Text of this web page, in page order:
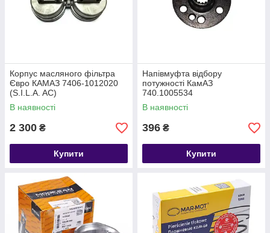
Корпус масляного фільтра
Євро КАМАЗ 7406-1012020
(S.I.L.A. AC)
В наявності
2 300 ₴
Купити
Напівмуфта відбору
потужності КамАЗ
740.1005534
В наявності
396 ₴
Купити